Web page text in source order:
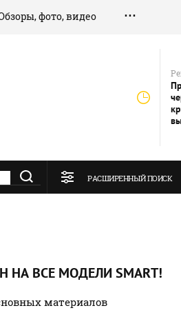
фото, видео
РАСШИРЕННЫЙ ПОИСК
НА ВСЕ МОДЕЛИ SMART!
материалов